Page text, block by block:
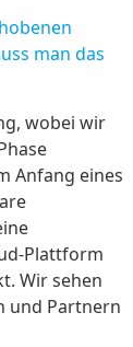
man das
wobei wir
Anfang eines
Plattform
Wir sehen
und Partnern